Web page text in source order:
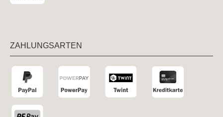
ZAHLUNGSARTEN